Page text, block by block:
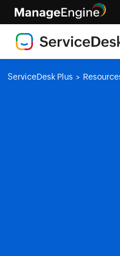
ServiceDesk Plus >